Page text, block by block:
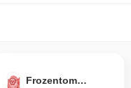
Frozentomb LOT